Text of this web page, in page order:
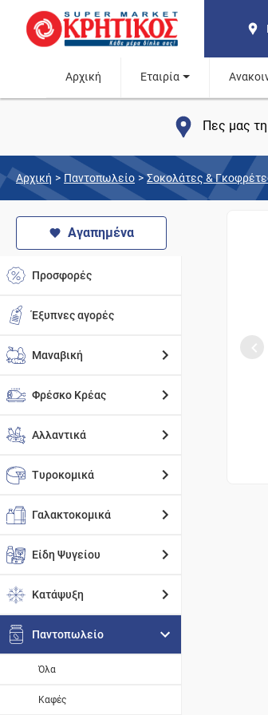
Αρχική Εταιρία
Πες μας
Αρχική > Παντοπωλείο > Σοκολάτες &
Αγαπημένα
Προσφορές
Έξυπνες αγορές
Μαναβική
Φρέσκο Κρέας
Αλλαντικά
Τυροκομικά
Γαλακτοκομικά
Είδη Ψυγείου
Κατάψυξη
Παντοπωλείο
Όλα
Καφές